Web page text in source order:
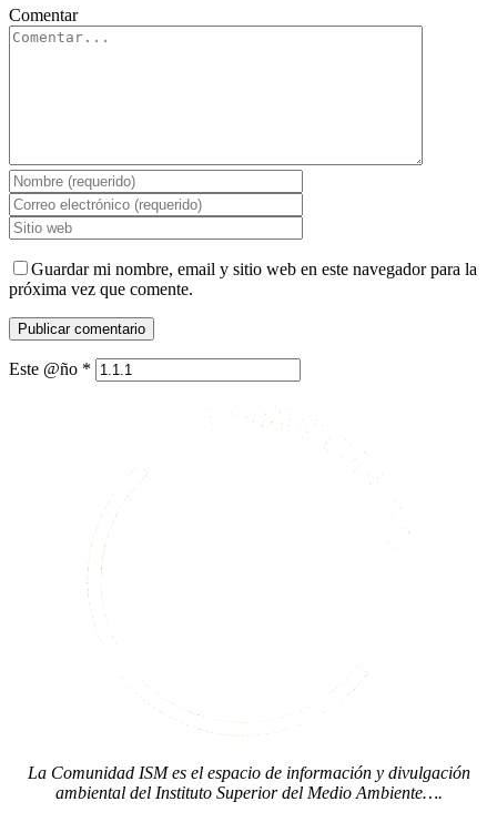
Comentar
Guardar mi nombre, email y sitio web en este navegador para la
próxima vez que comente.
Este @ño *
La Comunidad ISM es el espacio de información y divulgación
ambiental del Instituto Superior del Medio Ambiente….